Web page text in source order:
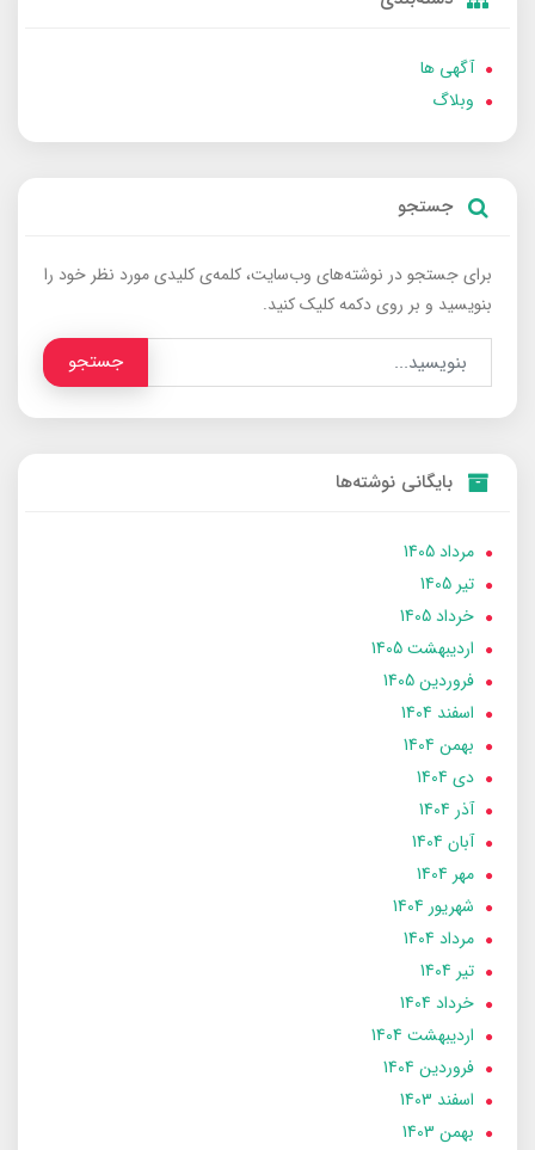
آگهی ها
وبلاگ
جستجو
برای جستجو در نوشته‌های وب‌سایت، کلمه‌ی کلیدی مورد نظر خود را
بنویسید و بر روی دکمه کلیک کنید.
جستجو
بایگانی نوشته‌ها
مرداد 1405
تير 1405
خرداد 1405
ارديبهشت 1405
فروردین 1405
اسفند 1404
بهمن 1404
دی 1404
آذر 1404
آبان 1404
مهر 1404
شهریور 1404
مرداد 1404
تير 1404
خرداد 1404
ارديبهشت 1404
فروردین 1404
اسفند 1403
بهمن 1403